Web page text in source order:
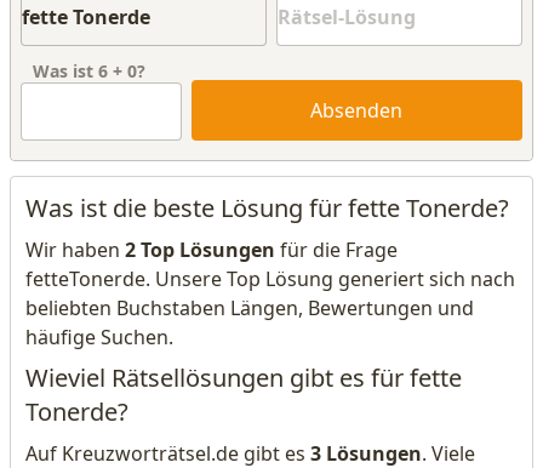
Was ist 6 + 0?
Absenden
Was ist die beste Lösung für fette Tonerde?
Wir haben 2 Top Lösungen für die Frage
fetteTonerde. Unsere Top Lösung generiert sich nach
beliebten Buchstaben Längen, Bewertungen und
häufige Suchen.
Wieviel Rätsellösungen gibt es für fette
Tonerde?
Auf Kreuzworträtsel.de gibt es 3 Lösungen. Viele